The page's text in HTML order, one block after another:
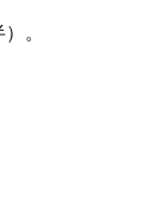
。